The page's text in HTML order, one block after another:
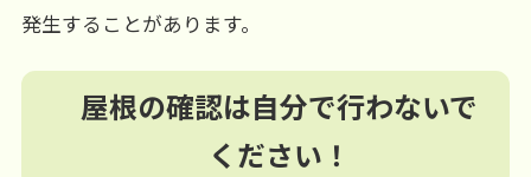
発生することがあります。
屋根の確認は自分で行わないで
ください！